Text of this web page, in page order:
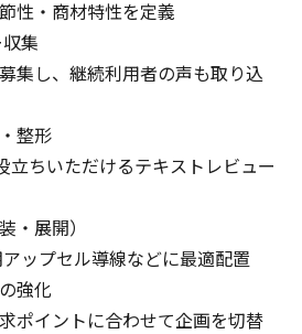
・商材特性を定義
集
し、継続利用者の声も取り込
整形
ちいただけるテキストレビュー
展開）
プセル導線などに最適配置
強化
イントに合わせて企画を切替